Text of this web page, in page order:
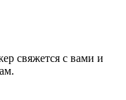
свяжется с вами и